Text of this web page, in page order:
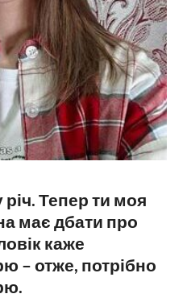
Тепер ти моя
має дбати про
каже
– отже, потрібно